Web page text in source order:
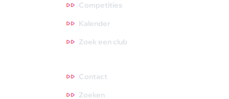
Competities
Kalender
Zoek een club
Contact
Zoeken